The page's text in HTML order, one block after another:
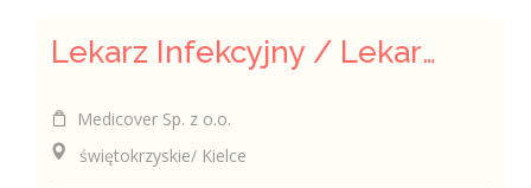
Lekarz Infekcyjny / Lekarka Infekcyjna
Medicover Sp. z o.o.
świętokrzyskie/ Kielce